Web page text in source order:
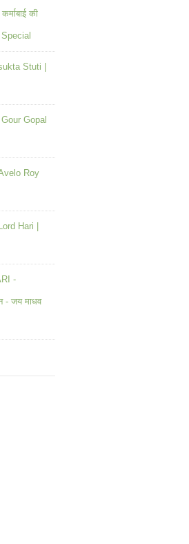
की
Stuti |
Gopal
Roy
Hari |
-
- जय माधव